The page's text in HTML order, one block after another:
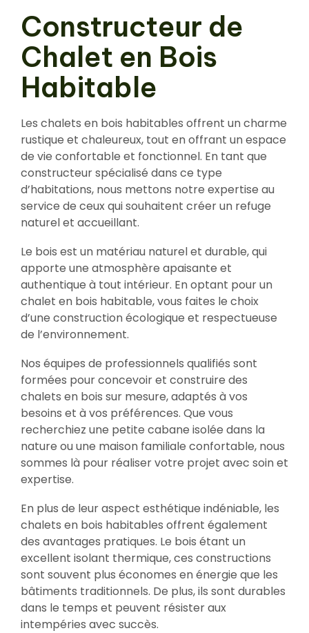
Constructeur de
Chalet en Bois
Habitable
Les chalets en bois habitables offrent un charme
rustique et chaleureux, tout en offrant un espace
de vie confortable et fonctionnel. En tant que
constructeur spécialisé dans ce type
d’habitations, nous mettons notre expertise au
service de ceux qui souhaitent créer un refuge
naturel et accueillant.
Le bois est un matériau naturel et durable, qui
apporte une atmosphère apaisante et
authentique à tout intérieur. En optant pour un
chalet en bois habitable, vous faites le choix
d’une construction écologique et respectueuse
de l’environnement.
Nos équipes de professionnels qualifiés sont
formées pour concevoir et construire des
chalets en bois sur mesure, adaptés à vos
besoins et à vos préférences. Que vous
recherchiez une petite cabane isolée dans la
nature ou une maison familiale confortable, nous
sommes là pour réaliser votre projet avec soin et
expertise.
En plus de leur aspect esthétique indéniable, les
chalets en bois habitables offrent également
des avantages pratiques. Le bois étant un
excellent isolant thermique, ces constructions
sont souvent plus économes en énergie que les
bâtiments traditionnels. De plus, ils sont durables
dans le temps et peuvent résister aux
intempéries avec succès.